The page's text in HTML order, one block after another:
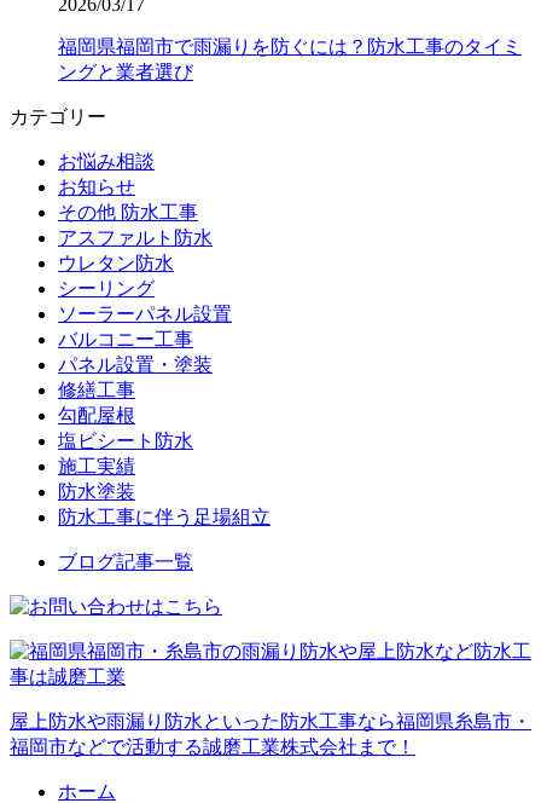
福岡県福岡市で雨漏りを防ぐには？防水工事のタイミ
ングと業者選び
カテゴリー
お悩み相談
お知らせ
その他 防水工事
アスファルト防水
ウレタン防水
シーリング
ソーラーパネル設置
バルコニー工事
パネル設置・塗装
修繕工事
勾配屋根
塩ビシート防水
施工実績
防水塗装
防水工事に伴う足場組立
ブログ記事一覧
屋上防水や雨漏り防水といった防水工事なら福岡県糸島市・
福岡市などで活動する誠磨工業株式会社まで！
ホーム